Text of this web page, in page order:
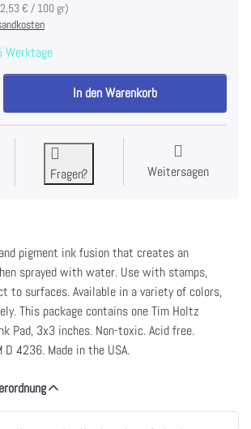
€ / 100 gr)
Werktage
Tim Holtz Distress Oxides Ink Pad-Frayed Burlap
In den Warenkorb
Fragen? Weitersagen
pigment ink fusion that creates an
sprayed with water. Use with stamps,
to surfaces. Available in a variety of colors,
This package contains one Tim Holtz
Pad, 3x3 inches. Non-toxic. Acid free.
D 4236. Made in the USA.